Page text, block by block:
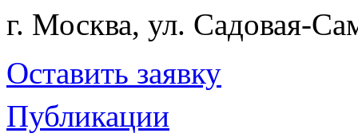
г. Москва, ул. Садовая-
Оставить заявку
Публикации